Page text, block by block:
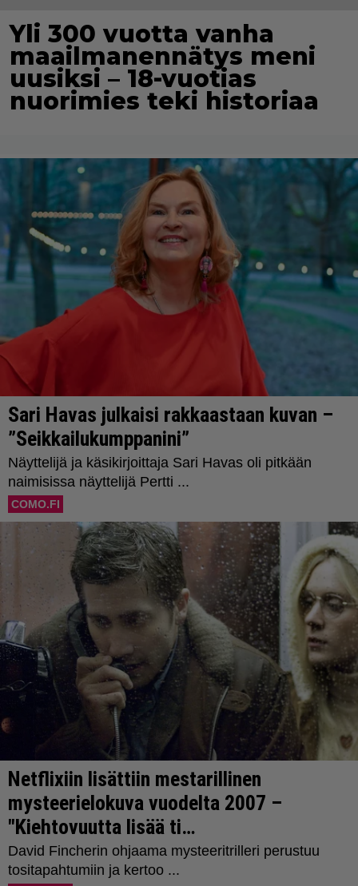
Yli 300 vuotta vanha
maailmanennätys meni
uusiksi – 18-vuotias
nuorimies teki historiaa